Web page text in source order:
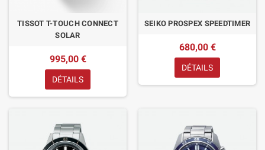
TISSOT T-TOUCH CONNECT
SOLAR
995,00 €
DÉTAILS
SEIKO PROSPEX SPEEDTIMER
680,00 €
DÉTAILS